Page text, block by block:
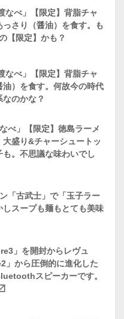
なべ」【限定】背脂チャ
っさり（醤油）を食す。も
【限定】かも？
なべ」【限定】背脂チャ
油）を食す。何故今の時代
のかな？
べ」【限定】徳島ラーメ
盛り&チャーシュートッ
も。不思議な味わいでし
「古武士」で「玉子ラー
しスープも麺もとても美味
」を開封からレヴュ
」から圧倒的に進化した
スピーカーです。